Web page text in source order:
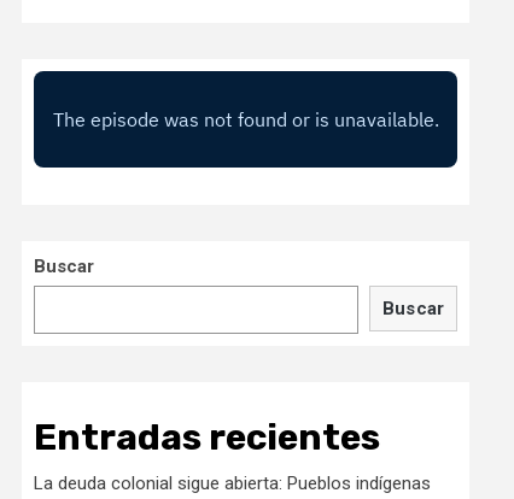
Buscar
Buscar
Entradas recientes
La deuda colonial sigue abierta: Pueblos indígenas